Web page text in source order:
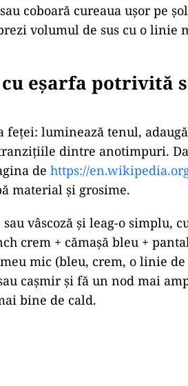
coboară cureaua ușor pe
volumul de sus cu o linie
eșarfa potrivită
feței: luminează tenul,
dintre anotimpuri.
de https://
material și grosime.
vâscoză și leag-o simplu,
crem + cămașă bleu +
mic (bleu, crem, o linie de
cașmir și fă un nod mai
bine de cald.